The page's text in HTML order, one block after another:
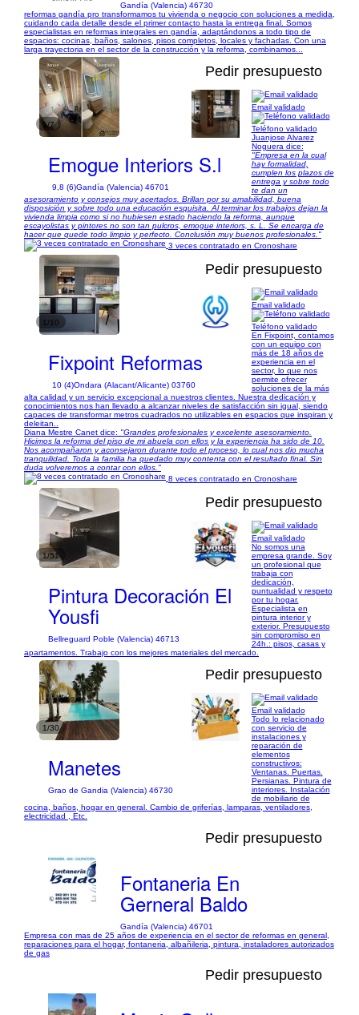
Gandía (Valencia) 46730
reformas gandía pro transformamos tu vivienda o negocio con soluciones a medida,
cuidando cada detalle desde el primer contacto hasta la entrega final. Somos
especialistas en reformas integrales en gandía, adaptándonos a todo tipo de
espacios: cocinas, baños, salones, pisos completos, locales y fachadas. Con una
larga trayectoria en el sector de la construcción y la reforma, combinamos...
1/7
Pedir presupuesto
Emogue Interiors S.l
9,8 (6)Gandía (Valencia) 46701
Email validado
Teléfono validado
Juanjose Alvarez
Noguera dice:
"Empresa en la cual
hay formalidad,
cumplen los plazos de
entrega y sobre todo
te dan un
asesoramiento y consejos muy acertados. Brillan por su amabilidad, buena
disposición y sobre todo una educación esquisita. Al terminar los trabajos dejan la
vivienda limpia como si no hubiesen estado haciendo la reforma, aunque
escayolistas y pintores no son tan pulcros, emogue interiors, s. L. Se encarga de
hacer que quede todo limpio y perfecto. Conclusión muy buenos profesionales."
3 veces contratado en Cronoshare
1/10
Pedir presupuesto
Fixpoint Reformas
10 (4)Ondara (Alacant/Alicante) 03760
Email validado
Teléfono validado
En Fixpoint, contamos
con un equipo con
más de 18 años de
experiencia en el
sector, lo que nos
permite ofrecer
soluciones de la más
alta calidad y un servicio excepcional a nuestros clientes. Nuestra dedicación y
conocimientos nos han llevado a alcanzar niveles de satisfacción sin igual, siendo
capaces de transformar metros cuadrados no utilizables en espacios que inspiran y
deleitan..
Diana Mestre Canet dice: "Grandes profesionales y excelente asesoramiento.
Hicimos la reforma del piso de mi abuela con ellos y la experiencia ha sido de 10.
Nos acompañaron y aconsejaron durante todo el proceso, lo cual nos dio mucha
tranquilidad. Toda la familia ha quedado muy contenta con el resultado final. Sin
duda volveremos a contar con ellos."
8 veces contratado en Cronoshare
1/51
Pedir presupuesto
Pintura Decoración El
Yousfi
Bellreguard Poble (Valencia) 46713
Email validado
No somos una
empresa grande. Soy
un profesional que
trabaja con
dedicación,
puntualidad y respeto
por tu hogar.
Especialista en
pintura interior y
exterior. Presupuesto
sin compromiso en
24h.: pisos, casas y
apartamentos. Trabajo con los mejores materiales del mercado.
1/30
Pedir presupuesto
Manetes
Grao de Gandia (Valencia) 46730
Email validado
Todo lo relacionado
con servicio de
instalaciones y
reparación de
elementos
constructivos:
Ventanas. Puertas.
Persianas. Pintura de
interiores. Instalación
de mobiliario de
cocina, baños, hogar en general. Cambio de griferías, lamparas, ventiladores,
electricidad , Etc.
Pedir presupuesto
Fontaneria En
Gerneral Baldo
Gandía (Valencia) 46701
Empresa con mas de 25 años de experiencia en el sector de reformas en general,
reparaciones para el hogar, fontaneria, albañileria, pintura, instaladores autorizados
de gas
Pedir presupuesto